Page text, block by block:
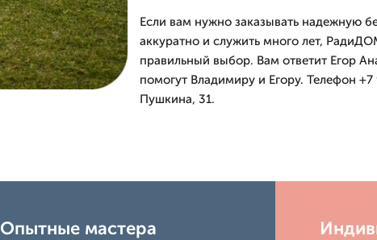
Если вам нужно заказывать надежную
аккуратно и служить много лет,
правильный выбор. Вам ответит Егор
помогут Владимиру и Егору. Телефон
Пушкина, 31.
Опытные мастера